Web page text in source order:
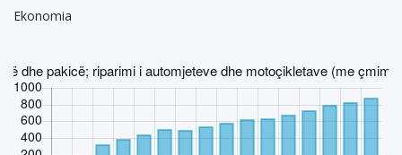
Ekonomia